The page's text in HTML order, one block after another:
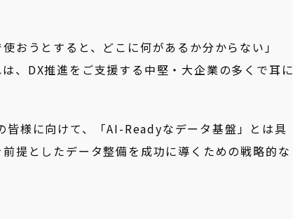
おうとすると、どこに何があるか分からない」
、DX推進をご支援する中堅・大企業の多くで耳に
皆様に向けて、「AI-Readyなデータ基盤」とは具
提としたデータ整備を成功に導くための戦略的な